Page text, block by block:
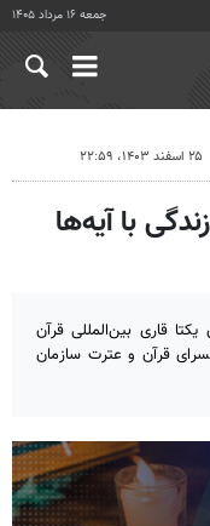
جمعه ۱۶ مرداد ۱۴۰۵
۲۵ اسفند ۱۴۰۳، ۲۲:۵۹
با آیه‌ها
قاری بین‌المللی قرآن
قرآن و عترت سازمان